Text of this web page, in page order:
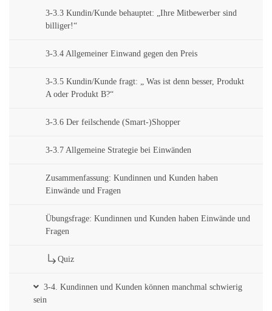
3-3.3 Kundin/Kunde behauptet: „Ihre Mitbewerber sind
billiger!“
3-3.4 Allgemeiner Einwand gegen den Preis
3-3.5 Kundin/Kunde fragt: „ Was ist denn besser, Produkt
A oder Produkt B?“
3-3.6 Der feilschende (Smart-)Shopper
3-3.7 Allgemeine Strategie bei Einwänden
Zusammenfassung: Kundinnen und Kunden haben
Einwände und Fragen
Übungsfrage: Kundinnen und Kunden haben Einwände und
Fragen
Quiz
3-4. Kundinnen und Kunden können manchmal schwierig
sein